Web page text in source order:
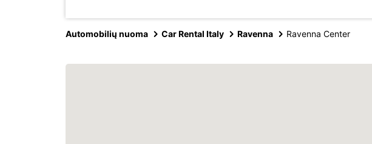
Automobilių nuoma Car Rental Italy Ravenna Ravenna Center